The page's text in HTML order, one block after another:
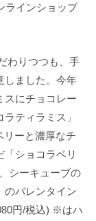
ラインショップ
わりつつも、手
しました。今年
スにチョコレー
ティラミス」
リーと濃厚なチ
ショコラベリ
シーキューブの
のバレンタイン
円/税込) ※はハ